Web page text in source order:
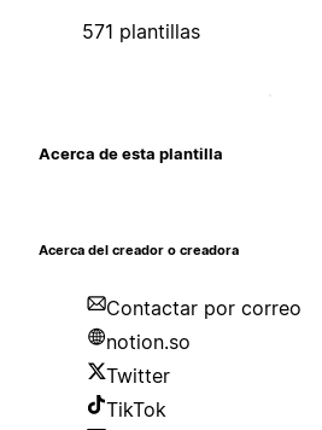
571 plantillas
Acerca de esta plantilla
Acerca del creador o creadora
Contactar por correo
notion.so
Twitter
TikTok